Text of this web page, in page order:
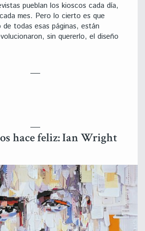
pueblan los kioscos cada día,
mes. Pero lo cierto es que
de todas esas páginas, están
sin quererlo, el diseño
hace feliz: Ian Wright